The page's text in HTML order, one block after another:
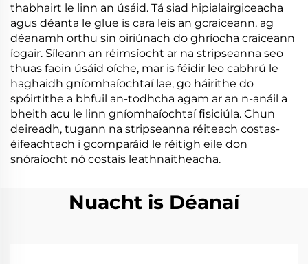
thabhairt le linn an úsáid. Tá siad hipialairgiceacha
agus déanta le glue is cara leis an gcraiceann, ag
déanamh orthu sin oiriúnach do ghríocha craiceann
íogair. Síleann an réimsíocht ar na stripseanna seo
thuas faoin úsáid oíche, mar is féidir leo cabhrú le
haghaidh gníomhaíochtaí lae, go háirithe do
spóirtithe a bhfuil an-todhcha agam ar an n-anáil a
bheith acu le linn gníomhaíochtaí fisiciúla. Chun
deireadh, tugann na stripseanna réiteach costas-
éifeachtach i gcomparáid le réitigh eile don
snóraíocht nó costais leathnaitheacha.
Nuacht is Déanaí